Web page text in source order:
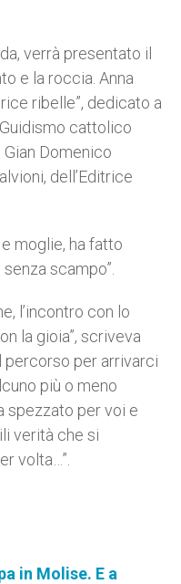
verrà presentato il
e la roccia. Anna
ribelle”, dedicato a
cattolico
Gian Domenico
dell’Editrice
moglie, ha fatto
scampo”.
l’incontro con lo
la gioia”, scriveva
percorso per arrivarci
più o meno
spezzato per voi e
verità che si
volta…”.
in Molise. E a